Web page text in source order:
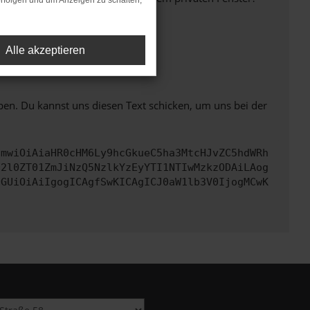
mehr unterstützt werden.
Du kannst uns diesen Text schicken, um uns bei der
Alle akzeptieren